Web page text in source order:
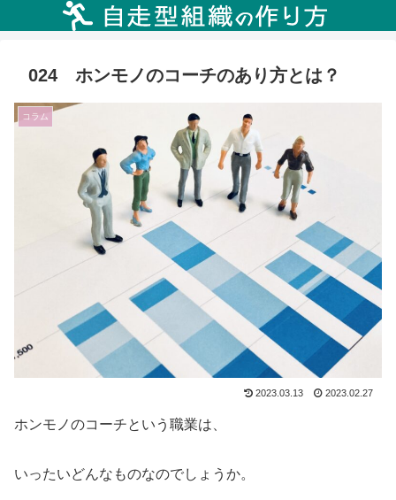
024 ホンモノのコーチのあり方とは？
コラム
2023.03.13 2023.02.27
ホンモノのコーチという職業は、
いったいどんなものなのでしょうか。